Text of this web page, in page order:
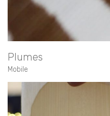
Plumes
Mobile